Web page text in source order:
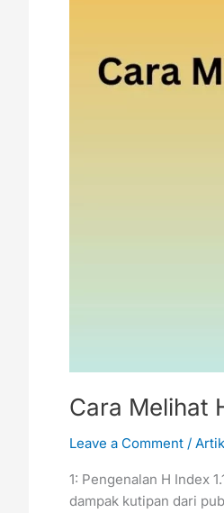
Cara Melihat
Leave a Comment /
1: Pengenalan H Index
dampak kutipan dari